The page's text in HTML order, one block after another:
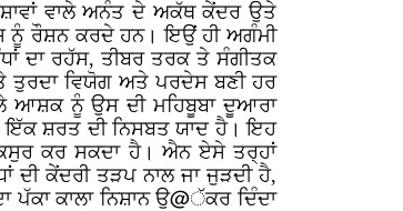
ਵਾਲੇ ਅਨੰਤ ਦੇ ਅਕੱਥ ਕੇਂਦਰ ਉਤੇ
ਨੂੰ ਰੌਸ਼ਨ ਕਰਦੇ ਹਨ। ਇਉਂ ਹੀ ਅਗੰਮੀ
ਦਾ ਰਹੱਸ, ਤੀਬਰ ਤਰਕ ਤੇ ਸੰਗੀਤਕ
ਤੁਰਦਾ ਵਿਯੋਗ ਅਤੇ ਪਰਦੇਸ ਬਣੀ ਹਰ
ਆਸ਼ਕ ਨੂੰ ਉਸ ਦੀ ਮਹਿਬੂਬਾ ਦੂਆਰਾ
ਇੱਕ ਸ਼ਰਤ ਦੀ ਨਿਸਬਤ ਯਾਦ ਹੈ। ਇਹ
ਕਰ ਸਕਦਾ ਹੈ। ਐਨ ਏਸੇ ਤਰ੍ਹਾਂ
ਦੀ ਕੇਂਦਰੀ ਤੜਪ ਨਾਲ ਜਾ ਜੁੜਦੀ ਹੈ,
ਪੱਕਾ ਕਾਲਾ ਨਿਸ਼ਾਨ ਉ@ੱਕਰ ਦਿੰਦਾ